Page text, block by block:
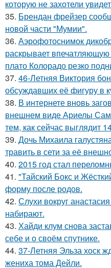
которую не захотели
35. Брендан фрейзер
новой части "Мумии".
36. Аэрофотоснимок
раскрывает впечатляющую
плато Колорадо резко
37. 46-Летняя Виктория
обсуждавших её фигуру в
38. В интернете вновь
внешнем виде Ариелы
тем, как сейчас выглядит
39. Дочь Михаила
травить в сети за её
40. 2015 год стал
41. "Тайский Бокс и
форму после родов.
42. Слухи вокруг
набирают.
43. Хайди клум снова
себе и о своём спутнике.
44. 37-Летняя Эльза хоск
жениха тома Дейли.